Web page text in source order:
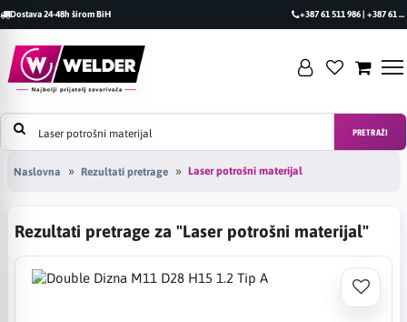
Dostava 24-48h širom BiH +387 61 511 986 | +387 61 493 470
PRETRAŽI
Naslovna Rezultati pretrage Laser potrošni materijal
Rezultati pretrage za "Laser potrošni materijal"